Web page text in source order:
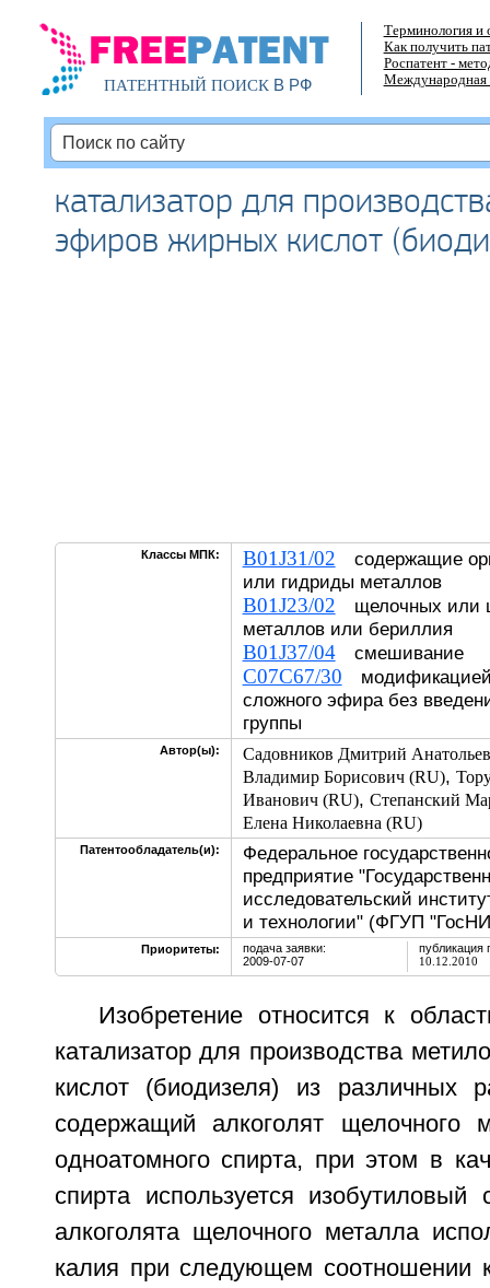
ПАТЕНТНЫЙ ПОИСКВ РФ
Терминология и
Как получить
Роспатент -
Международная
катализатор для
эфиров жирных кислот
Классы МПК: B01J31/02 содержащие
или гидриды металлов
B01J23/02 щелочных или
металлов или бериллия
B01J37/04смешивание
C07C67/30 модификацией
сложного эфира без
группы
Автор(ы):
Садовников Дмитрий
Владимир Борисович (RU),
Иванович (RU), Степанский
Елена Николаевна (RU)
Патентообладатель(и):
Федеральное
предприятие
исследовательский
и технологии" (ФГУП
Приоритеты:
подача заявки:
2009-07-07
публикация
10.12.2010
Изобретение относится к
катализатор для производства
кислот (биодизеля) из различных
содержащий алкоголят щелочного
одноатомного спирта, при этом в
спирта используется
алкоголята щелочного металла
калия при следующем соотношении